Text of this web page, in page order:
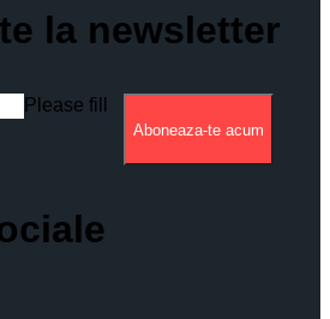
la newsletter
Please fill
Aboneaza-te acum